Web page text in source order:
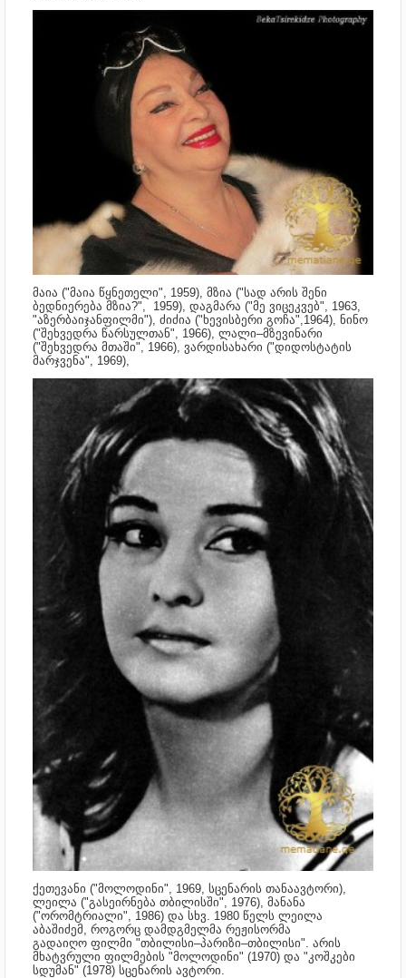
მაია ("მაია წყნეთელი", 1959), მზია ("სად არის შენი
ბედნიერება მზია?", 1959), დაგმარა ("მე ვიცეკვებ", 1963,
"აზერბაიჯანფილმი"), ძიძია ("ხევისბერი გოჩა",1964), ნინო
("შეხვედრა წარსულთან", 1966), ლალი–მზევინარი
("შეხვედრა მთაში", 1966), ვარდისახარი ("დიდოსტატის
მარჯვენა", 1969),
ქეთევანი ("მოლოდინი", 1969, სცენარის თანაავტორი),
ლეილა ("გასეირნება თბილისში", 1976), მანანა
("ორომტრიალი", 1986) და სხვ. 1980 წელს ლეილა
აბაშიძემ, როგორც დამდგმელმა რეჟისორმა
გადაიღო ფილმი "თბილისი–პარიზი–თბილისი". არის
მხატვრული ფილმების "მოლოდინი" (1970) და "კოშკები
სდუმან" (1978) სცენარის ავტორი.